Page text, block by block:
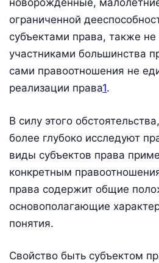
новорожденные,
ограниченной
субъектами права, также
участниками большинства
сами правоотношения не
реализации права1.
В силу этого
более глубоко исследуют
виды субъектов права
конкретным
права содержит общие
основополагающие
понятия.
Свойство быть субъектом